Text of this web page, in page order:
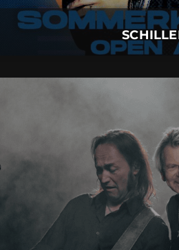
Mehr
MATTHIAS
September 2026 |